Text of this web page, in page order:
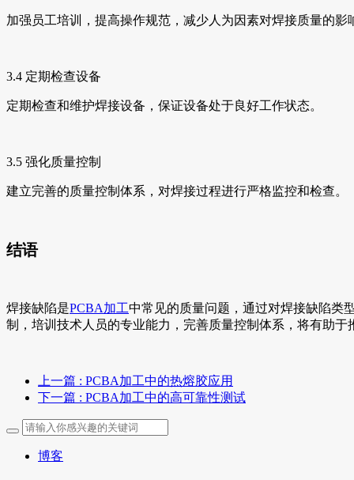
加强员工培训，提高操作规范，减少人为因素对焊接质量的影
3.4 定期检查设备
定期检查和维护焊接设备，保证设备处于良好工作状态。
3.5 强化质量控制
建立完善的质量控制体系，对焊接过程进行严格监控和检查。
结语
焊接缺陷是PCBA加工中常见的质量问题，通过对焊接缺陷类
制，培训技术人员的专业能力，完善质量控制体系，将有助于
上一篇 : PCBA加工中的热熔胶应用
下一篇 : PCBA加工中的高可靠性测试
博客